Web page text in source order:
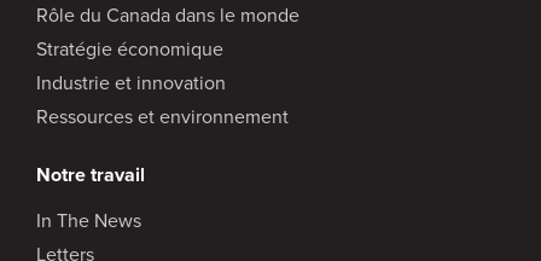
Rôle du Canada dans le monde
Stratégie économique
Industrie et innovation
Ressources et environnement
Notre travail
In The News
Letters